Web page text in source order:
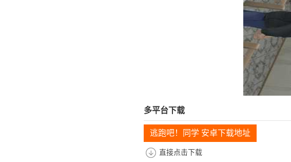
多平台下载
逃跑吧！同学 安卓下载地址
直接点击下载